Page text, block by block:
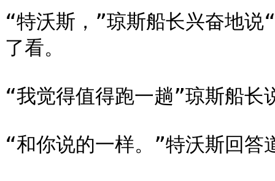
“特沃斯，”琼斯船长兴奋地
了看。
“我觉得值得跑一趟”琼斯船长
“和你说的一样。”特沃斯回答